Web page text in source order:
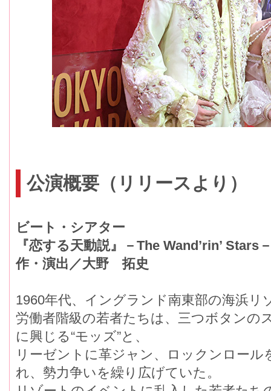
公演概要（リリースより）
ビート・シアター
『恋する天動説』－The Wand’rin’ Stars
作・演出／大野 拓史
1960年代、イングランド南東部の海浜リ
労働者階級の若者たちは、三つボタンの
に興じる“モッズ”と、
リーゼントに革ジャン、ロックンロール
れ、勢力争いを繰り広げていた。